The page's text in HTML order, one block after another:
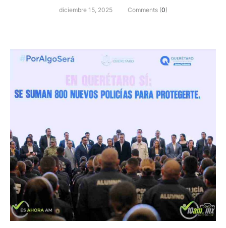
diciembre 15, 2025 Comments (0)